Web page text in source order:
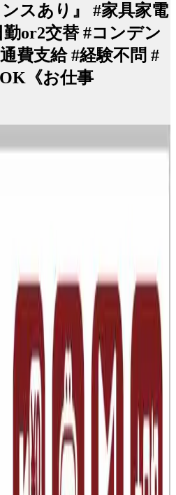
スあり』 #家具家電
or2交替 #コンデン
費支給 #経験不問 #
《お仕事